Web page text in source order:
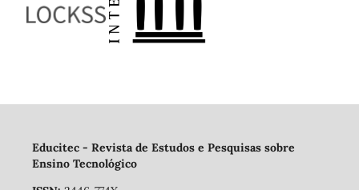
Educitec - Revista de Estudos e Pesquisas sobre
Ensino Tecnológico